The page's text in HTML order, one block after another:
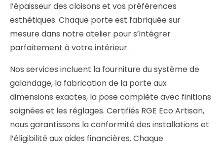
l’épaisseur des cloisons et vos préférences
esthétiques. Chaque porte est fabriquée sur
mesure dans notre atelier pour s’intégrer
parfaitement à votre intérieur.
Nos services incluent la fourniture du système de
galandage, la fabrication de la porte aux
dimensions exactes, la pose complète avec finitions
soignées et les réglages. Certifiés RGE Eco Artisan,
nous garantissons la conformité des installations et
l’éligibilité aux aides financières. Chaque